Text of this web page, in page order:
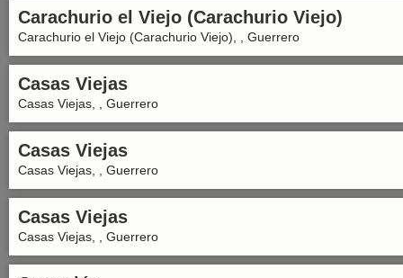
Carachurio el Viejo (Carachurio Viejo)
Carachurio el Viejo (Carachurio Viejo), , Guerrero
Casas Viejas
Casas Viejas, , Guerrero
Casas Viejas
Casas Viejas, , Guerrero
Casas Viejas
Casas Viejas, , Guerrero